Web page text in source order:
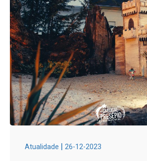
Atualidade | 26-12-2023